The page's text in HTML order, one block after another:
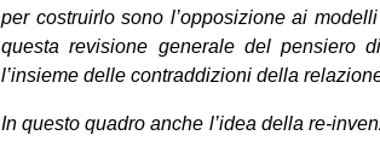
per costruirlo sono l’opposizione ai
questa revisione generale del pensiero
l’insieme delle contraddizioni della
In questo quadro anche l’idea della re-